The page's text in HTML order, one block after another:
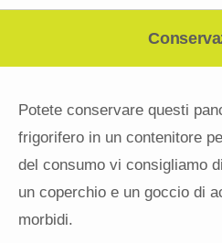
Potete conservare questi
frigorifero in un contenitore
del consumo vi consigliamo
un coperchio e un goccio di
morbidi.